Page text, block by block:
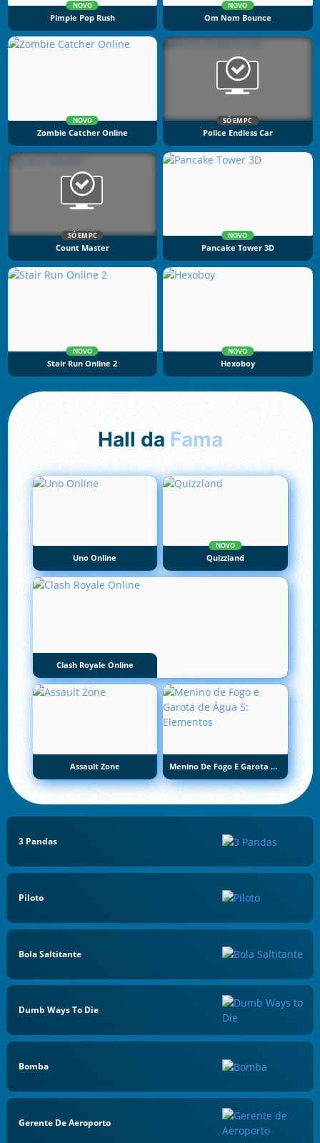
NOVO
Pimple Pop Rush
NOVO
Om Nom Bounce
NOVO
Zombie Catcher Online
SÓ EM PC
Police Endless Car
SÓ EM PC
Count Master
NOVO
Pancake Tower 3D
NOVO
Stair Run Online 2
NOVO
Hexoboy
Hall da Fama
Uno Online
NOVO
Quizzland
Clash Royale Online
Assault Zone Menino De Fogo E Garota De Água 5: Elementos
3 Pandas
Piloto
Bola Saltitante
Dumb Ways To Die
Bomba
Gerente De Aeroporto